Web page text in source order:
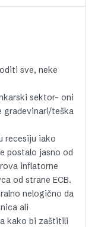
sve, neke
sektor- oni
građevinari/teška
recesiju iako
postalo jasno od
inflatorne
od strane ECB.
nelogično da
ali
kako bi zaštitili